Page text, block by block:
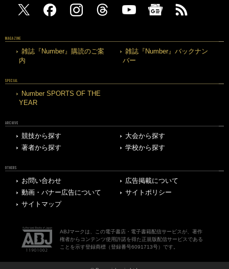
MAGAZINE
雑誌『Number』購読のご案
内
雑誌『Number』バックナン
バー
SPECIAL
Number SPORTS OF THE
YEAR
ARCHIVE
競技から探す
大会から探す
著者から探す
学校から探す
OTHERS
お問い合わせ
広告掲載について
動画・バナー広告について
サイトポリシー
サイトマップ
ABJマークは、この電子書店・電子書籍配信サービスが、著作
権者からコンテンツ使用許諾を得た正規版配信サービスである
ことを示す登録商標（登録番号6091713号）です。